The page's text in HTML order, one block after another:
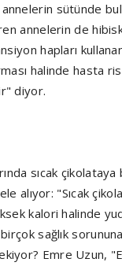
sütünde
annelerin de
hapları
halinde hasta
diyor.
sıcak
alıyor: "Sıcak
kalori halinde
sağlık
Emre Uzun,